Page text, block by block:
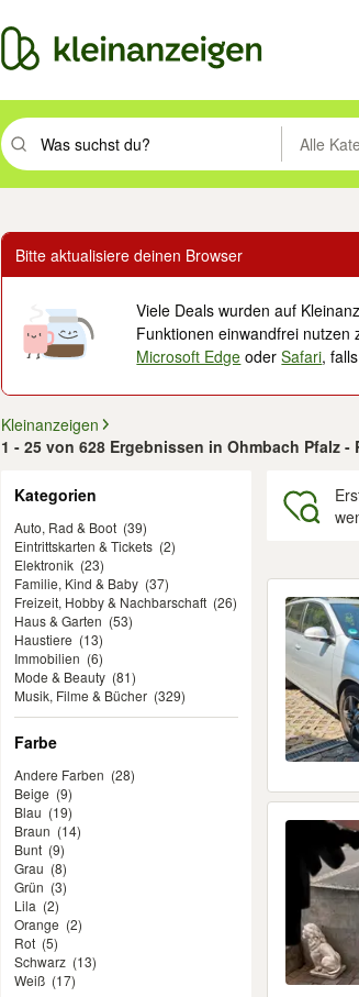
Suchbegriff eingeben. Eingabetaste drücken um
Alle
Bitte aktualisiere deinen Browser
Viele Deals wurden auf
Funktionen einwandfrei
Microsoft Edge oderSafari,
Kleinanzeigen
1 - 25 von 628 Ergebnissen in Ohmbach Pfalz -
Kategorien
Auto, Rad & Boot (39)
Eintrittskarten & Tickets (2)
Elektronik (23)
Familie, Kind & Baby (37)
Freizeit, Hobby & Nachbarschaft (26)
Haus & Garten (53)
Haustiere (13)
Immobilien (6)
Mode & Beauty (81)
Musik, Filme & Bücher (329)
Farbe
Andere Farben (28)
Beige (9)
Blau (19)
Braun (14)
Bunt (9)
Grau (8)
Grün (3)
Lila (2)
Orange (2)
Rot (5)
Schwarz (13)
Weiß (17)